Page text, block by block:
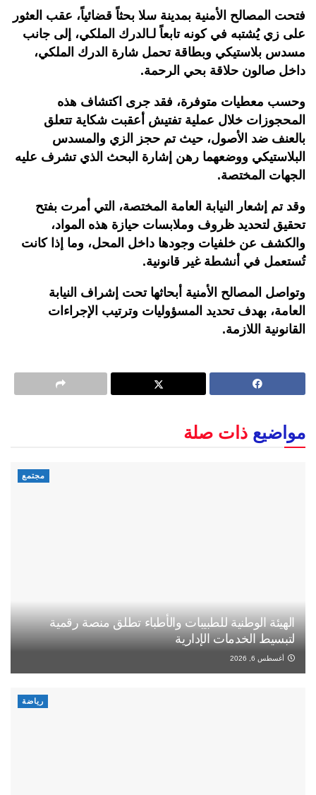
فتحت المصالح الأمنية بمدينة سلا بحثاً قضائياً، عقب العثور
على زي يُشتبه في كونه تابعاً لـالدرك الملكي، إلى جانب
مسدس بلاستيكي وبطاقة تحمل شارة الدرك الملكي،
داخل صالون حلاقة بحي الرحمة.
وحسب معطيات متوفرة، فقد جرى اكتشاف هذه
المحجوزات خلال عملية تفتيش أعقبت شكاية تتعلق
بالعنف ضد الأصول، حيث تم حجز الزي والمسدس
البلاستيكي ووضعهما رهن إشارة البحث الذي تشرف عليه
الجهات المختصة.
وقد تم إشعار النيابة العامة المختصة، التي أمرت بفتح
تحقيق لتحديد ظروف وملابسات حيازة هذه المواد،
والكشف عن خلفيات وجودها داخل المحل، وما إذا كانت
تُستعمل في أنشطة غير قانونية.
وتواصل المصالح الأمنية أبحاثها تحت إشراف النيابة
العامة، بهدف تحديد المسؤوليات وترتيب الإجراءات
القانونية اللازمة.
مواضيع ذات صلة
مجتمع
الهيئة الوطنية للطبيبات والأطباء تطلق منصة رقمية
لتبسيط الخدمات الإدارية
أغسطس 6, 2026
رياضة